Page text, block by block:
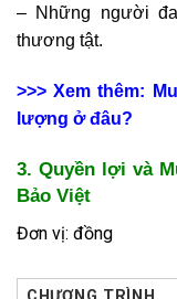
– Những người
thương tật.
>>> Xem thêm:
lượng ở đâu?
3. Quyền lợi và
Bảo Việt
Đơn vị: đồng